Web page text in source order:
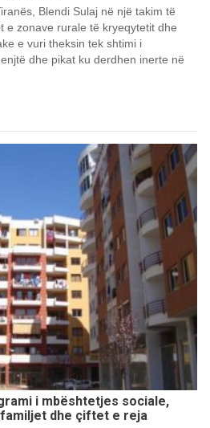
Blendi Sulaj në një takim të
e zonave rurale të kryeqytetit dhe
e vuri theksin tek shtimi i
dhe pikat ku derdhen inerte në
i mbështetjes sociale,
dhe çiftet e reja